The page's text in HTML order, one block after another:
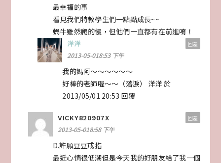
最幸福的事
看見我們特教學生們一點點成長~~
蝸牛雖然爬的慢，但他們一直都有在前進唷！
洋洋
2013-05-018:53 下午
我的媽阿～～～～～～
好棒的老師喔～～（落淚） 洋洋 於
2013/05/01 20:53 回覆
回覆
VICKY820907X
2013-05-018:58 下午
D.許願豆豆戒指
最近心情很低潮但是今天我的好朋友給了我一個
回覆